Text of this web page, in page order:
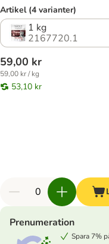
Artikel (4 varianter)
1 kg
2167720.1
59,00 kr
59,00 kr / kg
53,10 kr
Prenumeration
Spara 7%